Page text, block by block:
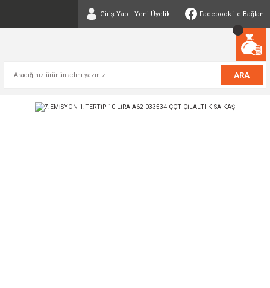
Giriş Yap Yeni Üyelik Facebook ile Bağlan
ARA